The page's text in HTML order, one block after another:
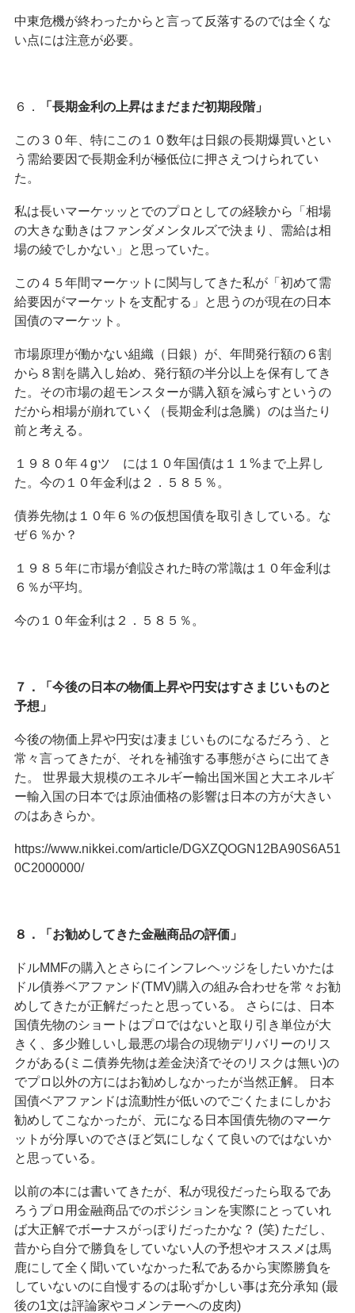
中東危機が終わったからと言って反落するのでは全くな
い点には注意が必要。
６． 「長期金利の上昇はまだまだ初期段階」
この３０年、特にこの１０数年は日銀の長期爆買いとい
う需給要因で長期金利が極低位に押さえつけられてい
た。
私は長いマーケッッとでのプロとしての経験から「相場
の大きな動きはファンダメンタルズで決まり、需給は相
場の綾でしかない」と思っていた。
この４５年間マーケットに関与してきた私が「初めて需
給要因がマーケットを支配する」と思うのが現在の日本
国債のマーケット。
市場原理が働かない組織（日銀）が、年間発行額の６割
から８割を購入し始め、発行額の半分以上を保有してき
た。その市場の超モンスターが購入額を減らすというの
だから相場が崩れていく（長期金利は急騰）のは当たり
前と考える。
１９８０年４gツ゚には１０年国債は１１%まで上昇し
た。今の１０年金利は２．５８５％。
債券先物は１０年６％の仮想国債を取引きしている。な
ぜ６％か？
１９８５年に市場が創設された時の常識は１０年金利は
６％が平均。
今の１０年金利は２．５８５％。
７．「今後の日本の物価上昇や円安はすさまじいものと
予想」
今後の物価上昇や円安は凄まじいものになるだろう、と
常々言ってきたが、それを補強する事態がさらに出てき
た。 世界最大規模のエネルギー輸出国米国と大エネルギ
ー輸入国の日本では原油価格の影響は日本の方が大きい
のはあきらか。
https://www.nikkei.com/article/DGXZQOGN12BA90S6A51
0C2000000/
８． 「お勧めしてきた金融商品の評価」
ドルMMFの購入とさらにインフレヘッジをしたいかたは
ドル債券ベアファンド(TMV)購入の組み合わせを常々お勧
めしてきたが正解だったと思っている。 さらには、日本
国債先物のショートはプロではないと取り引き単位が大
きく、多少難しいし最悪の場合の現物デリバリーのリス
クがある(ミニ債券先物は差金決済でそのリスクは無い)の
でプロ以外の方にはお勧めしなかったが当然正解。 日本
国債ベアファンドは流動性が低いのでごくたまにしかお
勧めしてこなかったが、元になる日本国債先物のマーケ
ットが分厚いのでさほど気にしなくて良いのではないか
と思っている。
以前の本には書いてきたが、私が現役だったら取るであ
ろうプロ用金融商品でのポジションを実際にとっていれ
ば大正解でボーナスがっぽりだったかな？ (笑) ただし、
昔から自分で勝負をしていない人の予想やオススメは馬
鹿にして全く聞いていなかった私であるから実際勝負を
していないのに自慢するのは恥ずかしい事は充分承知 (最
後の1文は評論家やコメンテーへの皮肉)